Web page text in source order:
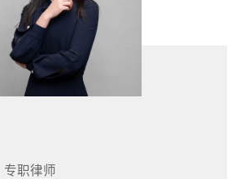
专职律师